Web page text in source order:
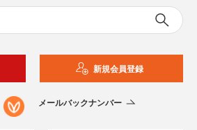
新規会員登録
メールバックナンバー